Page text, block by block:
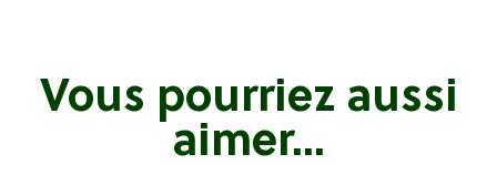
Vous pourriez aussi
aimer...